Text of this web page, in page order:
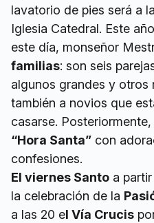
lavatorio de pies será a
Iglesia Catedral. Este
este día, monseñor
familias: son seis
algunos grandes y otros
también a novios que
casarse.
“Hora Santa” con
confesiones.
El viernes Santo a
la celebración de la
a las 20 el Vía Crucis